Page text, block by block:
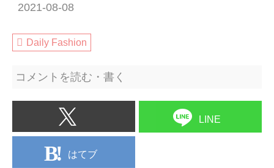
2021-08-08
Daily Fashion
コメントを読む・書く
LINE
はてブ